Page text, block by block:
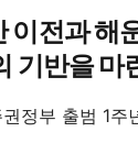
전과 해
기반을 마
정부 출범 1